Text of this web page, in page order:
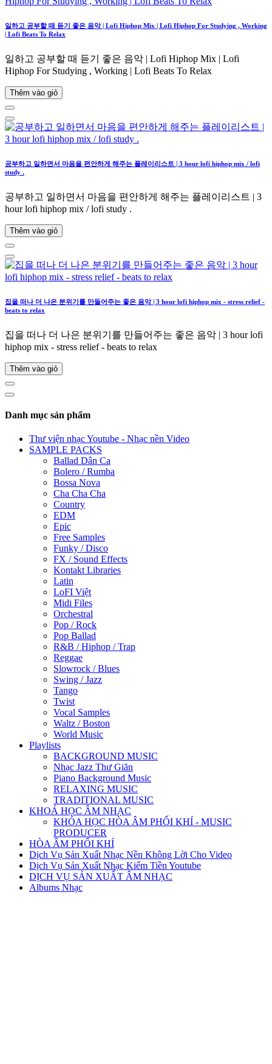
일하고 공부할 때 듣기 좋은 음악 | Lofi Hiphop Mix | Lofi Hiphop For Studying , Working
| Lofi Beats To Relax
일하고 공부할 때 듣기 좋은 음악 | Lofi Hiphop Mix | Lofi
Hiphop For Studying , Working | Lofi Beats To Relax
Thêm vào giỏ
공부하고 일하면서 마음을 편안하게 해주는 플레이리스트 | 3 hour lofi hiphop mix / lofi
study .
공부하고 일하면서 마음을 편안하게 해주는 플레이리스트 | 3
hour lofi hiphop mix / lofi study .
Thêm vào giỏ
집을 떠나 더 나은 분위기를 만들어주는 좋은 음악 | 3 hour lofi hiphop mix - stress relief -
beats to relax
집을 떠나 더 나은 분위기를 만들어주는 좋은 음악 | 3 hour lofi
hiphop mix - stress relief - beats to relax
Thêm vào giỏ
Danh mục sản phẩm
Thư viện nhạc Youtube - Nhạc nền Video
SAMPLE PACKS
Ballad Dân Ca
Bolero / Rumba
Bossa Nova
Cha Cha Cha
Country
EDM
Epic
Free Samples
Funky / Disco
FX / Sound Effects
Kontakt Libraries
Latin
LoFI Việt
Midi Files
Orchestral
Pop / Rock
Pop Ballad
R&B / Hiphop / Trap
Reggae
Slowrock / Blues
Swing / Jazz
Tango
Twist
Vocal Samples
Waltz / Boston
World Music
Playlists
BACKGROUND MUSIC
Nhạc Jazz Thư Giãn
Piano Background Music
RELAXING MUSIC
TRADITIONAL MUSIC
KHOÁ HỌC ÂM NHẠC
KHÓA HỌC HÒA ÂM PHỐI KHÍ - MUSIC
PRODUCER
HÒA ÂM PHỐI KHÍ
Dịch Vụ Sản Xuất Nhạc Nền Không Lời Cho Video
Dịch Vụ Sản Xuất Nhạc Kiếm Tiền Youtube
DỊCH VỤ SẢN XUẤT ÂM NHẠC
Albums Nhạc